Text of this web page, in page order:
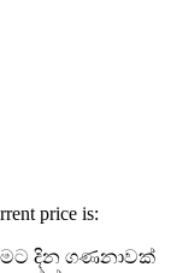
price is:
දින ගණනාවක්